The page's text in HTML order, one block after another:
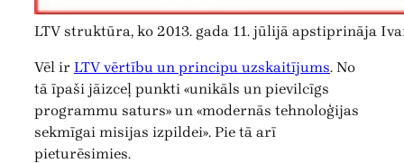
LTV struktūra, ko 2013. gada 11. jūlijā apstiprināja
Vēl ir LTV vērtību un principu uzskaitījums. No
tā īpaši jāizceļ punkti «unikāls un pievilcīgs
programmu saturs» un «modernās tehnoloģijas
sekmīgai misijas izpildei». Pie tā arī
pieturēsimies.